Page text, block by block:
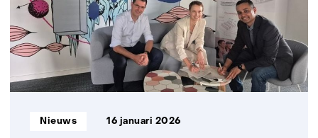
samenwerking
in
de
verdere
ontwikkeling
van
technologie
Informatietype:
Nieuws 16 januari 2026